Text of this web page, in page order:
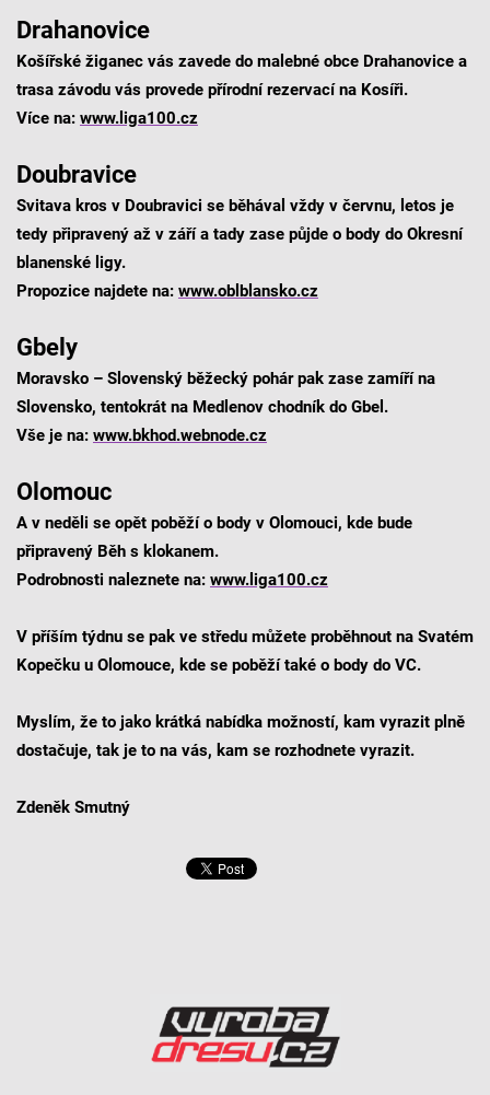
Drahanovice
Košířské žiganec vás zavede do malebné obce Drahanovice a
trasa závodu vás provede přírodní rezervací na Kosíři.
Více na: www.liga100.cz
Doubravice
Svitava kros v Doubravici se běhával vždy v červnu, letos je
tedy připravený až v září a tady zase půjde o body do Okresní
blanenské ligy.
Propozice najdete na: www.oblblansko.cz
Gbely
Moravsko – Slovenský běžecký pohár pak zase zamíří na
Slovensko, tentokrát na Medlenov chodník do Gbel.
Vše je na: www.bkhod.webnode.cz
Olomouc
A v neděli se opět poběží o body v Olomouci, kde bude
připravený Běh s klokanem.
Podrobnosti naleznete na: www.liga100.cz
V příším týdnu se pak ve středu můžete proběhnout na Svatém
Kopečku u Olomouce, kde se poběží také o body do VC.
Myslím, že to jako krátká nabídka možností, kam vyrazit plně
dostačuje, tak je to na vás, kam se rozhodnete vyrazit.
Zdeněk Smutný